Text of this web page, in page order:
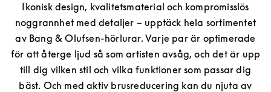
Ikonisk design, kvalitetsmaterial och kompromisslös
noggrannhet med detaljer – upptäck hela sortimentet
av Bang & Olufsen-hörlurar. Varje par är optimerade
för att återge ljud så som artisten avsåg, och det är upp
till dig vilken stil och vilka funktioner som passar dig
bäst. Och med aktiv brusreducering kan du njuta av